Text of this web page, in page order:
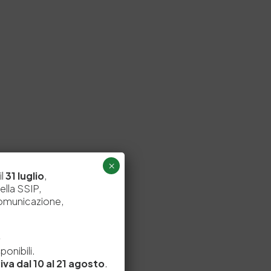
31 luglio,
SSIP,
dal 10 al 21 agosto.
×